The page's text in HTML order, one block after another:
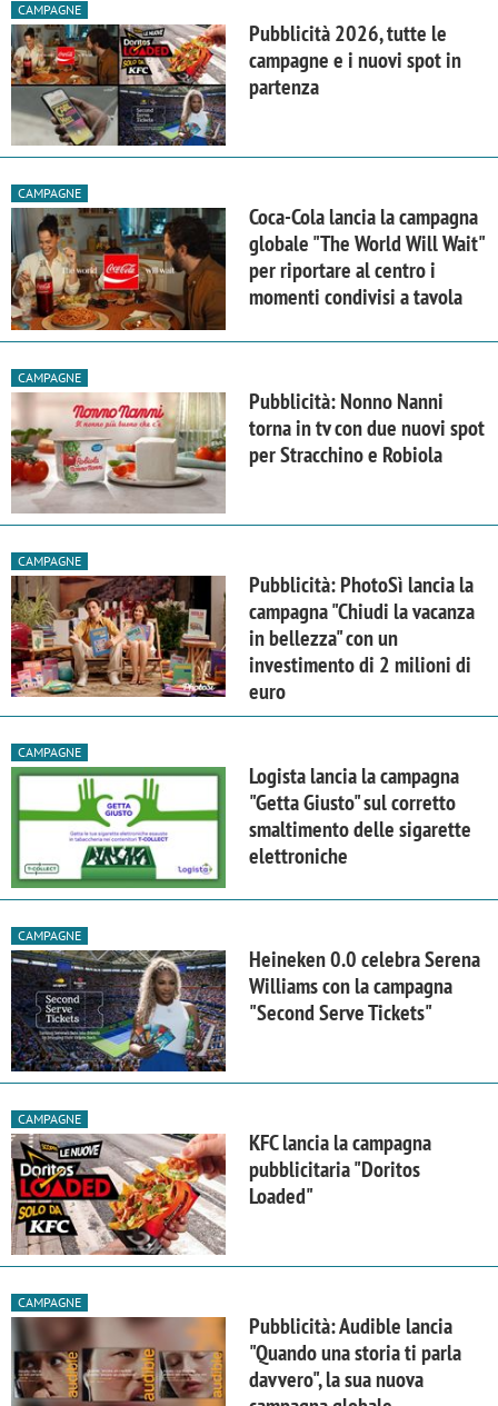
CAMPAGNE
Pubblicità 2026, tutte le
campagne e i nuovi spot in
partenza
CAMPAGNE
Coca-Cola lancia la campagna
globale "The World Will Wait"
per riportare al centro i
momenti condivisi a tavola
CAMPAGNE
Pubblicità: Nonno Nanni
torna in tv con due nuovi spot
per Stracchino e Robiola
CAMPAGNE
Pubblicità: PhotoSì lancia la
campagna "Chiudi la vacanza
in bellezza" con un
investimento di 2 milioni di
euro
CAMPAGNE
Logista lancia la campagna
"Getta Giusto" sul corretto
smaltimento delle sigarette
elettroniche
CAMPAGNE
Heineken 0.0 celebra Serena
Williams con la campagna
"Second Serve Tickets"
CAMPAGNE
KFC lancia la campagna
pubblicitaria "Doritos
Loaded"
CAMPAGNE
Pubblicità: Audible lancia
"Quando una storia ti parla
davvero", la sua nuova